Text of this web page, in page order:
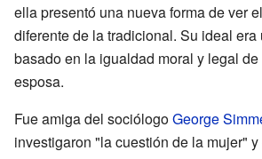
ella presentó una nueva forma de ver
diferente de la tradicional. Su ideal era
basado en la igualdad moral y legal
esposa.
Fue amiga del sociólogoGeorge
investigaron "la cuestión de la mujer"